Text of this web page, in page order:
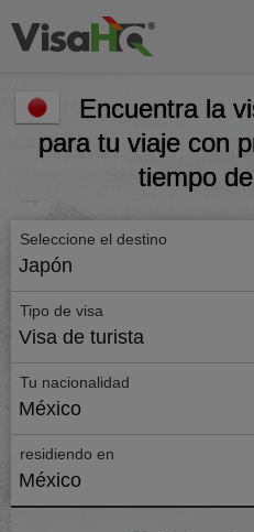
Encuentra la
para tu viaje con
tiempo
Seleccione el destino
Japón
Tipo de visa
Visa de turista
Tu nacionalidad
México
residiendo en
México